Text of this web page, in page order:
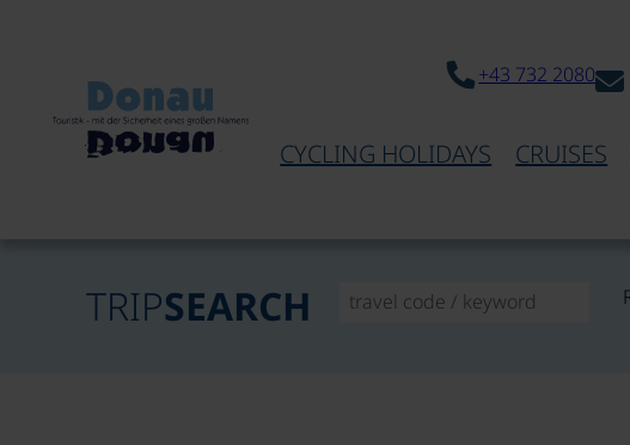
+43 732 2080
CYCLING HOLIDAYS CRUISES
TRIPSEARCH